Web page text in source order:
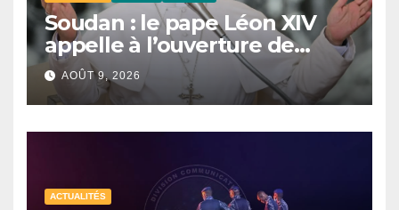
Soudan : le pape Léon XIV
appelle à l’ouverture de
couloirs humanitaires
AOÛT 9, 2026
ACTUALITÉS